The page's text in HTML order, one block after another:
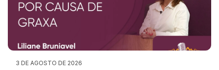
3 DE AGOSTO DE 2026